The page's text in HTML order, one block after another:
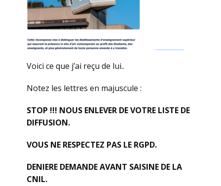
Voici ce que j’ai reçu de lui..
Notez les lettres en majuscule :
STOP !!! NOUS ENLEVER DE VOTRE LISTE DE
DIFFUSION.
VOUS NE RESPECTEZ PAS LE RGPD.
DENIERE DEMANDE AVANT SAISINE DE LA
CNIL.